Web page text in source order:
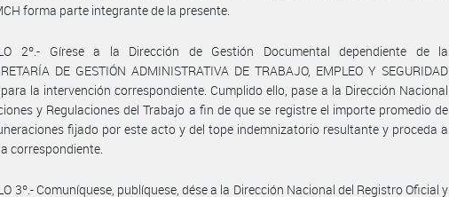
forma parte integrante de la presente.
2º.- Gírese a la Dirección de Gestión Documental dependiente de la
DE GESTIÓN ADMINISTRATIVA DE TRABAJO, EMPLEO Y SEGURIDAD
para la intervención correspondiente. Cumplido ello, pase a la Dirección Nacional
y Regulaciones del Trabajo a fin de que se registre el importe promedio de
fijado por este acto y del tope indemnizatorio resultante y proceda a
correspondiente.
3º.- Comuníquese, publíquese, dése a la Dirección Nacional del Registro Oficial y